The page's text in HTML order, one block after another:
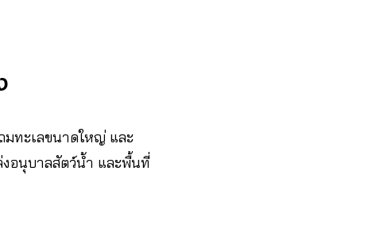
มทะเลขนาดใหญ่ และ
งอนุบาลสัตว์น้ำ และพื้นที่